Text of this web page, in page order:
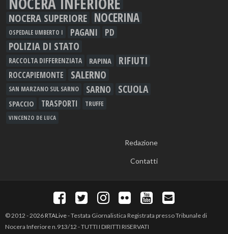
NOCERA SUPERIORE NOCERINA
OSPEDALE UMBERTO I PAGANI PD
POLIZIA DI STATO
RACCOLTA DIFFERENZIATA RAPINA RIFIUTI
ROCCAPIEMONTE SALERNO
SAN MARZANO SUL SARNO SARNO SCUOLA
SPACCIO TRASPORTI TRUFFE
VINCENZO DE LUCA
Redazione
Contatti
© 2012 - 2026RTALive- Testata Giornalistica Registrata presso Tribunale di
Nocera Inferiore n.913/12 - TUTTI I DIRITTI RISERVATI